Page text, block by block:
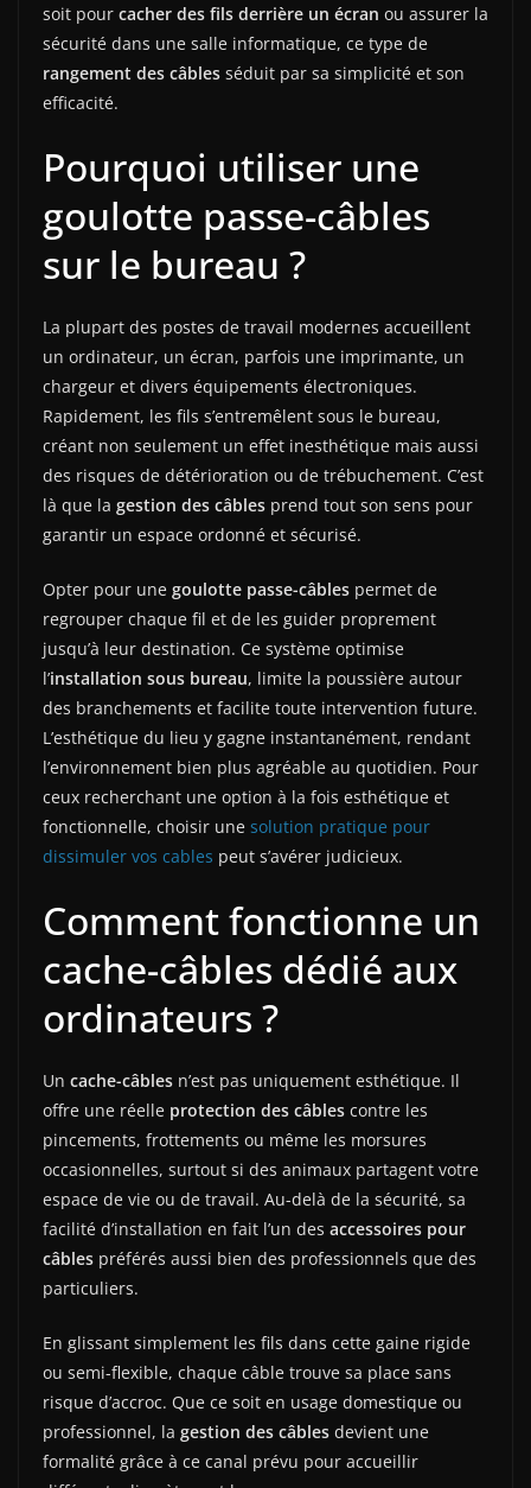
soit pour cacher des fils derrière un écran ou assurer la
sécurité dans une salle informatique, ce type de
rangement des câbles séduit par sa simplicité et son
efficacité.
Pourquoi utiliser une
goulotte passe-câbles
sur le bureau ?
La plupart des postes de travail modernes accueillent
un ordinateur, un écran, parfois une imprimante, un
chargeur et divers équipements électroniques.
Rapidement, les fils s’entremêlent sous le bureau,
créant non seulement un effet inesthétique mais aussi
des risques de détérioration ou de trébuchement. C’est
là que la gestion des câbles prend tout son sens pour
garantir un espace ordonné et sécurisé.
Opter pour une goulotte passe-câbles permet de
regrouper chaque fil et de les guider proprement
jusqu’à leur destination. Ce système optimise
l’installation sous bureau, limite la poussière autour
des branchements et facilite toute intervention future.
L’esthétique du lieu y gagne instantanément, rendant
l’environnement bien plus agréable au quotidien. Pour
ceux recherchant une option à la fois esthétique et
fonctionnelle, choisir une solution pratique pour
dissimuler vos cables peut s’avérer judicieux.
Comment fonctionne un
cache-câbles dédié aux
ordinateurs ?
Un cache-câbles n’est pas uniquement esthétique. Il
offre une réelle protection des câbles contre les
pincements, frottements ou même les morsures
occasionnelles, surtout si des animaux partagent votre
espace de vie ou de travail. Au-delà de la sécurité, sa
facilité d’installation en fait l’un des accessoires pour
câbles préférés aussi bien des professionnels que des
particuliers.
En glissant simplement les fils dans cette gaine rigide
ou semi-flexible, chaque câble trouve sa place sans
risque d’accroc. Que ce soit en usage domestique ou
professionnel, la gestion des câbles devient une
formalité grâce à ce canal prévu pour accueillir